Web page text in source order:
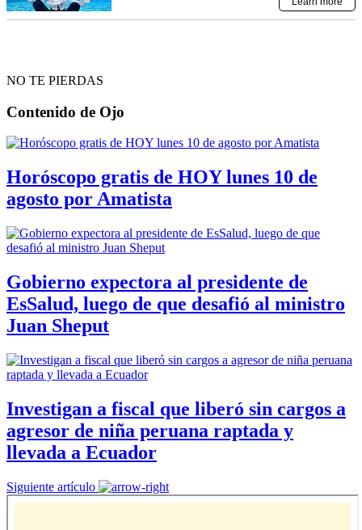
NO TE PIERDAS
Contenido de Ojo
Horóscopo gratis de HOY lunes 10 de
agosto por Amatista
Gobierno expectora al presidente de
EsSalud, luego de que desafió al ministro
Juan Sheput
Investigan a fiscal que liberó sin cargos a
agresor de niña peruana raptada y
llevada a Ecuador
Siguiente artículo